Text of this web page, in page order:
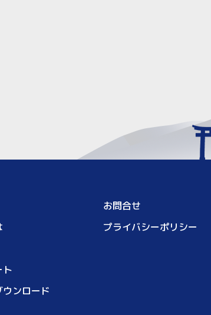
ト
ンロード
お問合せ
プライバシーポリシー